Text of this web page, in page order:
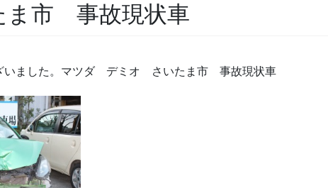
市 事故現状車
いました。マツダ デミオ さいたま市 事故現状車